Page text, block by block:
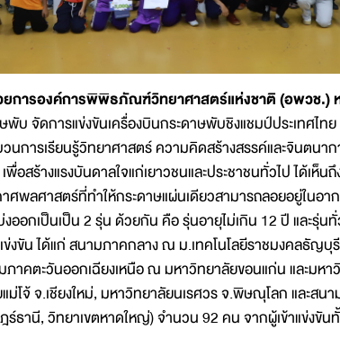
การองค์การพิพิธภัณฑ์วิทยาศาสตร์แห่งชาติ (อพวช.)
บ จัดการแข่งขันเครื่องบินกระดาษพับชิงแชมป์ประเทศไท
นการเรียนรู้วิทยาศาสตร์ ความคิดสร้างสรรค์และจินตนา
อสร้างแรงบันดาลใจแก่เยาวชนและประชาชนทั่วไป ได้เห็
ศพลศาสตร์ที่ทำให้กระดาษแผ่นเดียวสามารถลอยอยู่ในอ
ออกเป็นเป็น 2 รุ่น ด้วยกัน คือ รุ่นอายุไม่เกิน 12 ปี และรุ่น
งขัน ได้แก่ สนามภาคกลาง ณ ม.เทคโนโลยีราชมงคลธัญ
าคตะวันออกเฉียงเหนือ ณ มหาวิทยาลัยขอนแก่น และมห
โจ้ จ.เชียงใหม่, มหาวิทยาลัยนเรศวร จ.พิษณุโลก และส
ร์ธานี, วิทยาเขตหาดใหญ่) จำนวน 92 คน จากผู้เข้าแข่งขัน